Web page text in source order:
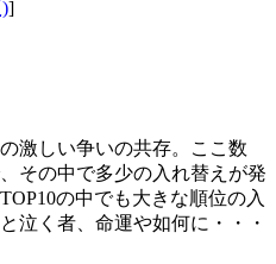
]
激しい争いの共存。ここ数
その中で多少の入れ替えが発
の中でも大きな順位の入
泣く者、命運や如何に・・・